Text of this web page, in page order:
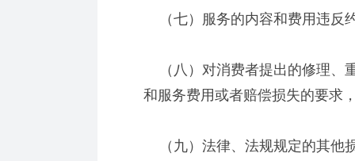
（七）服务的内容和费用违反
（八）对消费者提出的修理、
和服务费用或者赔偿损失的要求
（九）法律、法规规定的其他